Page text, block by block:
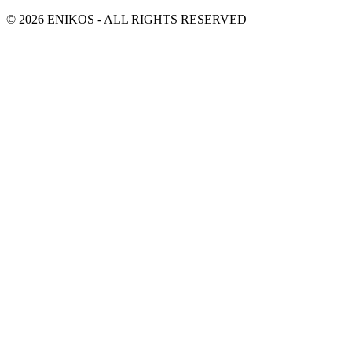
© 2026 ENIKOS - ALL RIGHTS RESERVED